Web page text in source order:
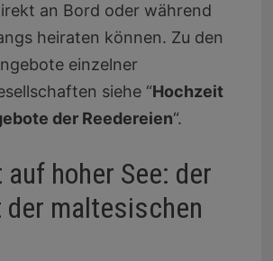
an Bord oder während
heiraten können. Zu den
einzelner
siehe “Hochzeit
der Reedereien“.
hoher See: der
maltesischen